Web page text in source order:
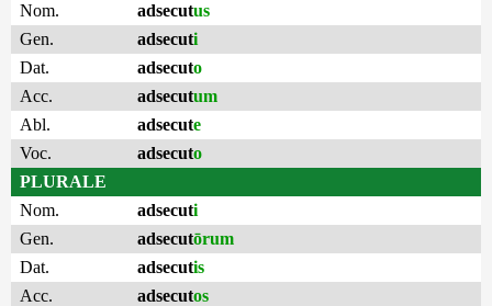
Nom.
adsecutus
Gen.
adsecuti
Dat.
adsecuto
Acc.
adsecutum
Abl.
adsecute
Voc.
adsecuto
PLURALE
Nom.
adsecuti
Gen.
adsecutōrum
Dat.
adsecutis
Acc.
adsecutos